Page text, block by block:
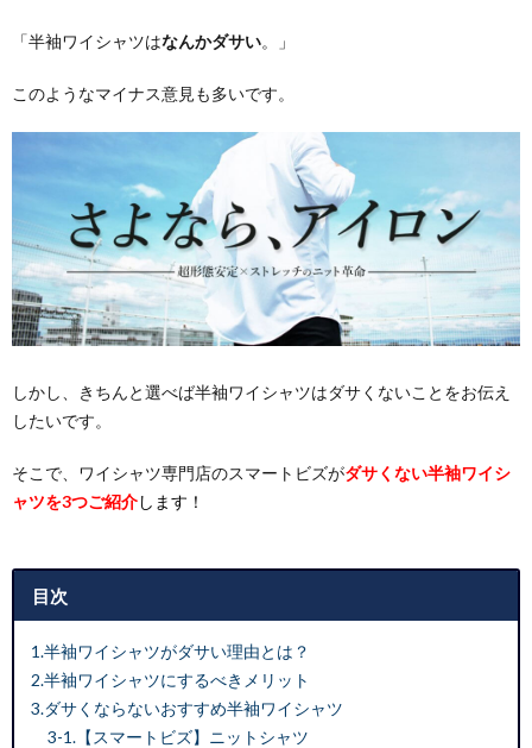
「半袖ワイシャツはなんかダサい。」
このようなマイナス意見も多いです。
しかし、きちんと選べば半袖ワイシャツはダサくないことをお伝え
したいです。
そこで、ワイシャツ専門店のスマートビズがダサくない半袖ワイシ
ャツを3つご紹介します！
目次
1.半袖ワイシャツがダサい理由とは？
2.半袖ワイシャツにするべきメリット
3.ダサくならないおすすめ半袖ワイシャツ
3-1.【スマートビズ】 ニットシャツ